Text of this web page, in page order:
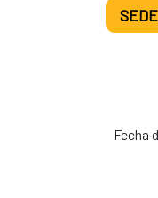
Fecha